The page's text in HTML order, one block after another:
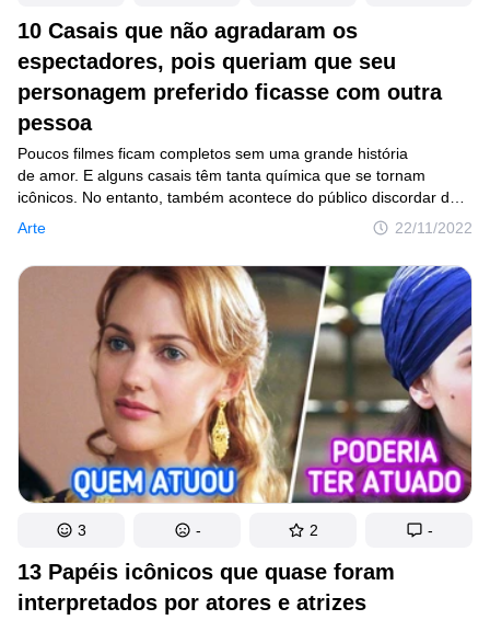
10 Casais que não agradaram os
espectadores, pois queriam que seu
personagem preferido ficasse com outra
pessoa
Arte 22/11/2022
Poucos filmes ficam completos sem uma grande história
de amor. E alguns casais têm tanta química que se tornam
icônicos. No entanto, também acontece do público discordar dos
diretores e desejar outro destino amoroso para certos
personagens. Ou mesmo de uma adaptação cinematográfica
de um livro não conseguir transportar a química entre os heróis
apaixonados para as telonas. Pensando nisso, decidimos
descobrir quais filmes e séries os espectadores gostariam de ter
visto o um final românitco diferente para seus personagens
13 Papéis icônicos que quase foram
interpretados por atores e atrizes
3 - 2 -
Consentimento de atualização
© 2014–2026TheSoul Publishing.
Todos os direitos reservados. Todos os materiais deste site possuem
Direitos Autorais e não podem ser usados sem a devida autorização de
Incrível.club.